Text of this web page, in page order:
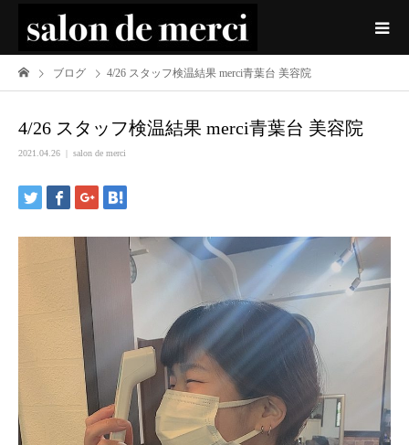
ブログ 4/26 スタッフ検温結果 merci青葉台 美容院
4/26 スタッフ検温結果 merci青葉台 美容院
2021.04.26 salon de merci